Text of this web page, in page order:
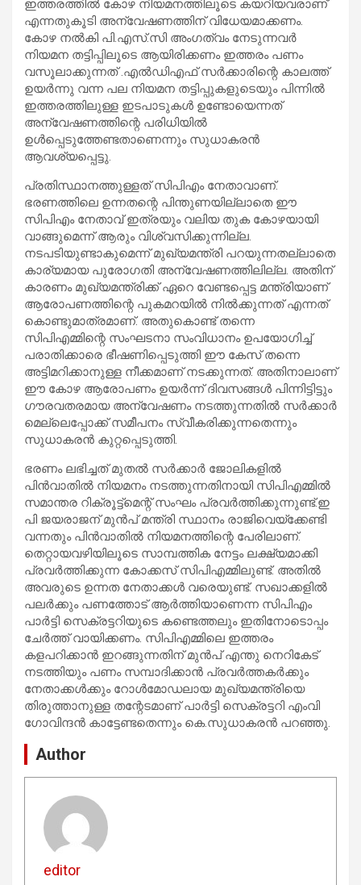
ഇത്തരത്തില്‍ കോഴ നിയമനത്തിലൂടെ കയറിയവരാണ്
എന്നതുകൂടി അന്വേഷണത്തിന് വിധേയമാക്കണം.
കോഴ നല്‍കി പി.എസ്.സി അംഗത്വം നേടുന്നവര്‍
നിയമന തട്ടിപ്പിലൂടെ ആയിരിക്കണം ഇത്തരം പണം
വസൂലാക്കുന്നത് .എല്‍ഡിഎഫ് സര്‍ക്കാരിന്റെ കാലത്ത്
ഉയര്‍ന്നു വന്ന പല നിയമന തട്ടിപ്പുകളുടെയും പിന്നില്‍
ഇത്തരത്തിലുള്ള ഇടപാടുകള്‍ ഉണ്ടോയെന്നത്
അന്വേഷണത്തിന്റെ പരിധിയില്‍
ഉള്‍പ്പെടുത്തേണ്ടതാണെന്നും സുധാകരന്‍
ആവശ്യപ്പെട്ടു.
പ്രതിസ്ഥാനത്തുള്ളത് സിപിഎം നേതാവാണ്.
ഭരണത്തിലെ ഉന്നതന്റെ പിന്തുണയില്ലാതെ ഈ
സിപിഎം നേതാവ് ഇത്രയും വലിയ തുക കോഴയായി
വാങ്ങുമെന്ന് ആരും വിശ്വസിക്കുന്നില്ല.
നടപടിയുണ്ടാകുമെന്ന് മുഖ്യമന്ത്രി പറയുന്നതല്ലാതെ
കാര്യമായ പുരോഗതി അന്വേഷണത്തിലില്ല. അതിന്
കാരണം മുഖ്യമന്ത്രിക്ക് ഏറെ വേണ്ടപ്പെട്ട മന്ത്രിയാണ്
ആരോപണത്തിന്റെ പുകമറയില്‍ നില്‍ക്കുന്നത് എന്നത്
കൊണ്ടുമാത്രമാണ്. അതുകൊണ്ട് തന്നെ
സിപിഎമ്മിന്റെ സംഘടനാ സംവിധാനം ഉപയോഗിച്ച്
പരാതിക്കാരെ ഭീഷണിപ്പെടുത്തി ഈ കേസ് തന്നെ
അട്ടിമറിക്കാനുള്ള നീക്കമാണ് നടക്കുന്നത്. അതിനാലാണ്
ഈ കോഴ ആരോപണം ഉയര്‍ന്ന് ദിവസങ്ങള്‍ പിന്നിട്ടിട്ടും
ഗൗരവതരമായ അന്വേഷണം നടത്തുന്നതില്‍ സര്‍ക്കാര്‍
മെല്ലെപ്പോക്ക് സമീപനം സ്വീകരിക്കുന്നതെന്നും
സുധാകരന്‍ കുറ്റപ്പെടുത്തി.
ഭരണം ലഭിച്ചത് മുതല്‍ സര്‍ക്കാര്‍ ജോലികളില്‍
പിന്‍വാതില്‍ നിയമനം നടത്തുന്നതിനായി സിപിഎമ്മില്‍
സമാന്തര റിക്രൂട്ട്‌മെന്റ് സംഘം പ്രവര്‍ത്തിക്കുന്നുണ്ട്.ഇ
പി ജയരാജന് മുന്‍പ് മന്ത്രി സ്ഥാനം രാജിവെയ്‌ക്കേണ്ടി
വന്നതും പിന്‍വാതില്‍ നിയമനത്തിന്റെ പേരിലാണ്.
തെറ്റായവഴിയിലൂടെ സാമ്പത്തിക നേട്ടം ലക്ഷ്യമാക്കി
പ്രവര്‍ത്തിക്കുന്ന കോക്കസ് സിപിഎമ്മിലുണ്ട്. അതില്‍
അവരുടെ ഉന്നത നേതാക്കള്‍ വരെയുണ്ട്. സഖാക്കളില്‍
പലര്‍ക്കും പണത്തോട് ആര്‍ത്തിയാണെന്ന സിപിഎം
പാര്‍ട്ടി സെക്രട്ടറിയുടെ കണ്ടെത്തലും ഇതിനോടൊപ്പം
ചേര്‍ത്ത് വായിക്കണം. സിപിഎമ്മിലെ ഇത്തരം
കളപറിക്കാന്‍ ഇറങ്ങുന്നതിന് മുന്‍പ് എന്തു നെറികേട്
നടത്തിയും പണം സമ്പാദിക്കാന്‍ പ്രവര്‍ത്തകര്‍ക്കും
നേതാക്കള്‍ക്കും റോള്‍മോഡലായ മുഖ്യമന്ത്രിയെ
തിരുത്താനുള്ള തന്റേടമാണ് പാര്‍ട്ടി സെക്രട്ടറി എംവി
ഗോവിന്ദന്‍ കാട്ടേണ്ടതെന്നും കെ.സുധാകരന്‍ പറഞ്ഞു.
Author
editor